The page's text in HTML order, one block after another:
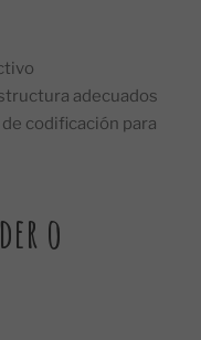
adecuados
codificación para
o